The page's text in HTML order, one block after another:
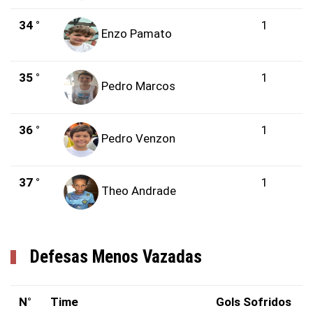
34 °
Enzo Pamato
1
35 °
Pedro Marcos
1
36 °
Pedro Venzon
1
37 °
Theo Andrade
1
Defesas Menos Vazadas
N° Time Gols Sofridos